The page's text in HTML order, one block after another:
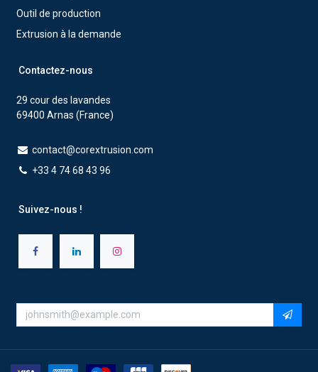
Outil de production
Extrusion à la demande
Contactez-nous
29 cour des lavandes
69400 Arnas (France)
contact@corextrusion.com
+33 4 74 68 43 96
Suivez-nous !